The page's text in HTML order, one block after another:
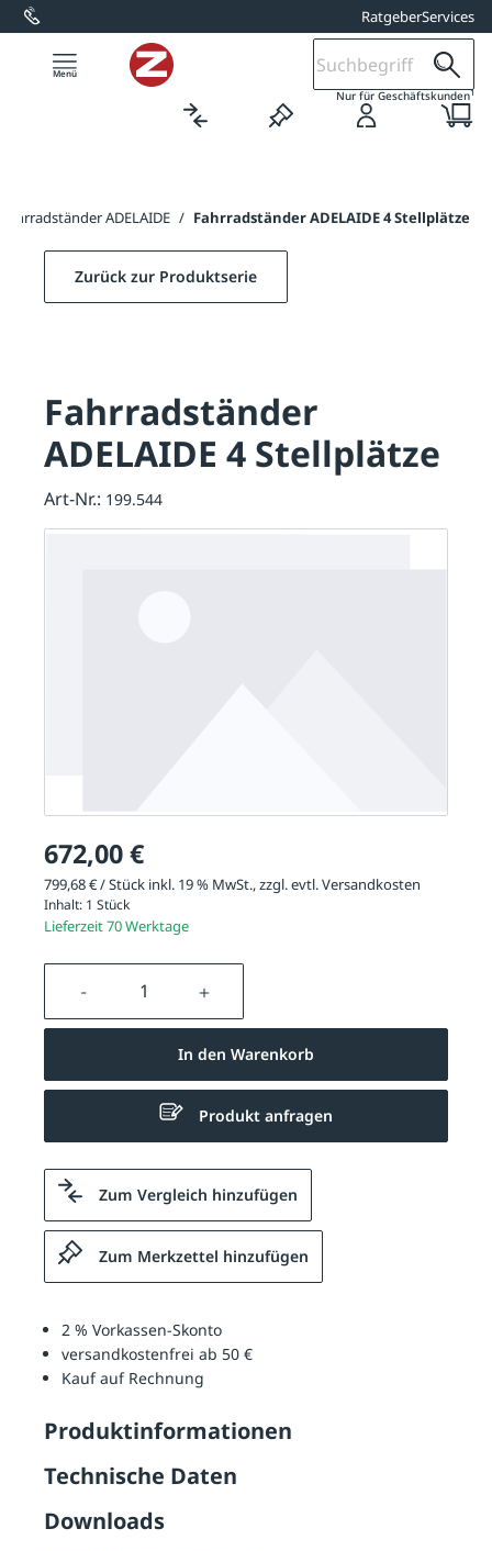
springen RatgeberServices
Nur für Geschäftskunden1
Fahrradständer ADELAIDE / Fahrradständer ADELAIDE 4 Stellplätze
672,00 €
799,68 € / Stück inkl. 19 % MwSt., zzgl. evtl.Versandkosten
Inhalt: 1 Stück
Lieferzeit 70 Werktage
Produkt Anzahl: Gib den
In den Warenkorb
Produkt anfragen
Zum Vergleich hinzufügen
Zum Merkzettel hinzufügen
2 % Vorkassen-Skonto
versandkostenfrei ab 50 €
Kauf auf Rechnung
Produktinformationen
Technische Daten
Downloads
Zurück zur Produktserie
Fahrradständer
ADELAIDE 4 Stellplätze
Art-Nr.: 199.544